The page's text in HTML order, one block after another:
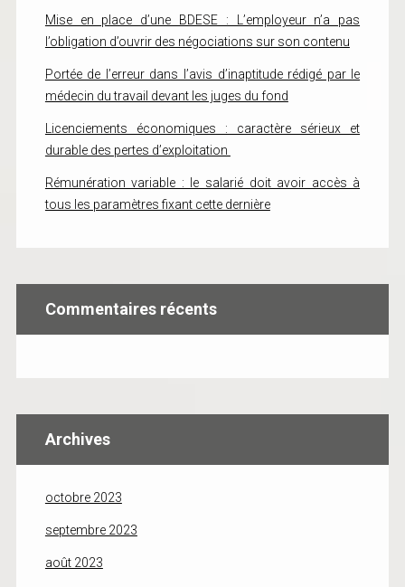
Mise en place d’une BDESE : L’employeur n’a pas
l’obligation d’ouvrir des négociations sur son contenu
Portée de l’erreur dans l’avis d’inaptitude rédigé par le
médecin du travail devant les juges du fond
Licenciements économiques : caractère sérieux et
durable des pertes d’exploitation
Rémunération variable : le salarié doit avoir accès à
tous les paramètres fixant cette dernière
Commentaires récents
Archives
octobre 2023
septembre 2023
août 2023